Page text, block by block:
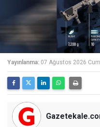
Yayınlanma: 07 Ağustos 2026